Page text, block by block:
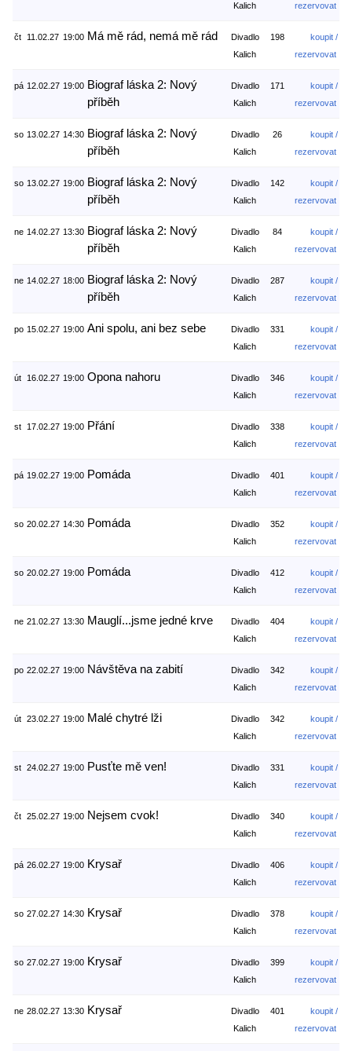
Kalich
rezervovat
čt 11.02.27 19:00 Má mě rád, nemá mě rád
Divadlo
Kalich
198
koupit /
rezervovat
pá 12.02.27 19:00 Biograf láska 2: Nový
příběh
Divadlo
Kalich
171
koupit /
rezervovat
so 13.02.27 14:30 Biograf láska 2: Nový
příběh
Divadlo
Kalich
26
koupit /
rezervovat
so 13.02.27 19:00 Biograf láska 2: Nový
příběh
Divadlo
Kalich
142
koupit /
rezervovat
ne 14.02.27 13:30 Biograf láska 2: Nový
příběh
Divadlo
Kalich
84
koupit /
rezervovat
ne 14.02.27 18:00 Biograf láska 2: Nový
příběh
Divadlo
Kalich
287
koupit /
rezervovat
po 15.02.27 19:00 Ani spolu, ani bez sebe
Divadlo
Kalich
331
koupit /
rezervovat
út 16.02.27 19:00 Opona nahoru
Divadlo
Kalich
346
koupit /
rezervovat
st 17.02.27 19:00 Přání
Divadlo
Kalich
338
koupit /
rezervovat
pá 19.02.27 19:00 Pomáda
Divadlo
Kalich
401
koupit /
rezervovat
so 20.02.27 14:30 Pomáda
Divadlo
Kalich
352
koupit /
rezervovat
so 20.02.27 19:00 Pomáda
Divadlo
Kalich
412
koupit /
rezervovat
ne 21.02.27 13:30 Mauglí...jsme jedné krve
Divadlo
Kalich
404
koupit /
rezervovat
po 22.02.27 19:00 Návštěva na zabití
Divadlo
Kalich
342
koupit /
rezervovat
út 23.02.27 19:00 Malé chytré lži
Divadlo
Kalich
342
koupit /
rezervovat
st 24.02.27 19:00 Pusťte mě ven!
Divadlo
Kalich
331
koupit /
rezervovat
čt 25.02.27 19:00 Nejsem cvok!
Divadlo
Kalich
340
koupit /
rezervovat
pá 26.02.27 19:00 Krysař
Divadlo
Kalich
406
koupit /
rezervovat
so 27.02.27 14:30 Krysař
Divadlo
Kalich
378
koupit /
rezervovat
so 27.02.27 19:00 Krysař
Divadlo
Kalich
399
koupit /
rezervovat
ne 28.02.27 13:30 Krysař
Divadlo
Kalich
401
koupit /
rezervovat